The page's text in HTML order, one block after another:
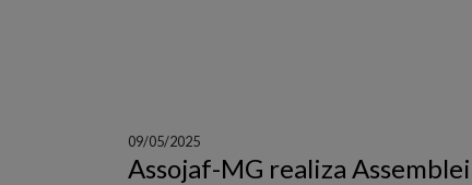
09/05/2025
Assojaf-MG realiza